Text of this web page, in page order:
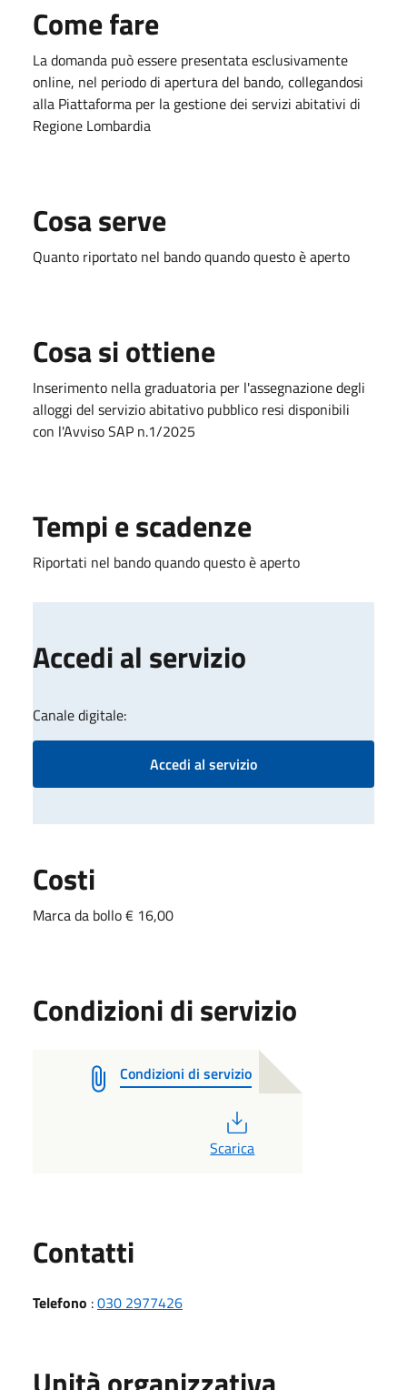
Come fare
La domanda può essere presentata esclusivamente
online, nel periodo di apertura del bando, collegandosi
alla Piattaforma per la gestione dei servizi abitativi di
Regione Lombardia
Cosa serve
Quanto riportato nel bando quando questo è aperto
Cosa si ottiene
Inserimento nella graduatoria per l'assegnazione degli
alloggi del servizio abitativo pubblico resi disponibili
con l'Avviso SAP n.1/2025
Tempi e scadenze
Riportati nel bando quando questo è aperto
Accedi al servizio
Canale digitale:
Accedi al servizio
Costi
Marca da bollo € 16,00
Condizioni di servizio
Condizioni di servizio
Scarica
Contatti
Telefono :030 2977426